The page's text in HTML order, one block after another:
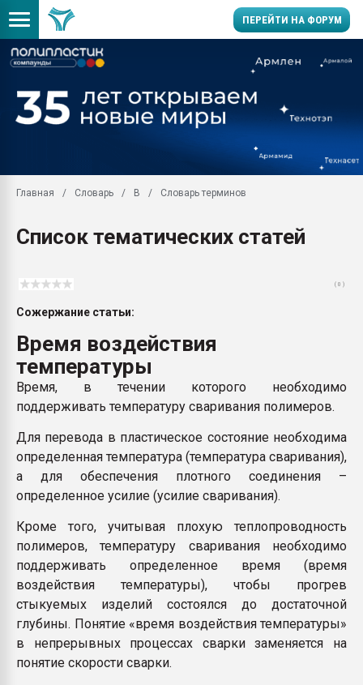
ПЕРЕЙТИ НА ФОРУМ
Вакуум-формовочные
28.07.2026
28.07.2026
ситуацией на
Главная Словарь В Словарь терминов
Список тематических статей
( 0 )
Сожержание статьи:
Время воздействия
температуры
Время, в течении которого необходимо
поддерживать температуру сваривания полимеров.
Для перевода в пластическое состояние необходима
определенная температура (температура сваривания),
а для обеспечения плотного соединения –
определенное усилие (усилие сваривания).
Кроме того, учитывая плохую теплопроводность
полимеров, температуру сваривания необходимо
поддерживать определенное время (время
воздействия температуры), чтобы прогрев
стыкуемых изделий состоялся до достаточной
глубины. Понятие «время воздействия температуры»
в непрерывных процессах сварки заменяется на
понятие скорости сварки.